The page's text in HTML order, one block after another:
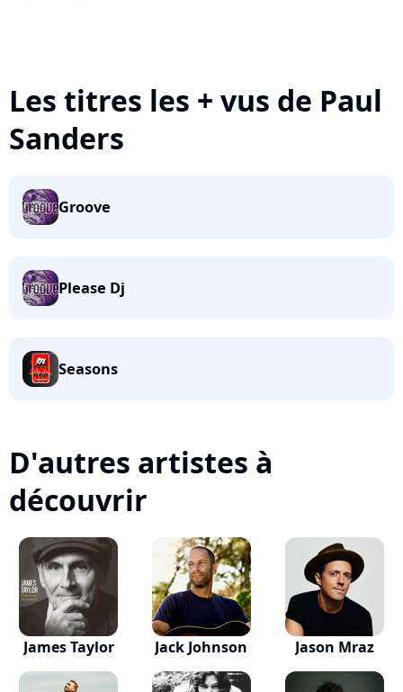
Les titres les + vus de Paul
Sanders
Groove
Please Dj
Seasons
D'autres artistes à
découvrir
James Taylor Jack Johnson Jason Mraz